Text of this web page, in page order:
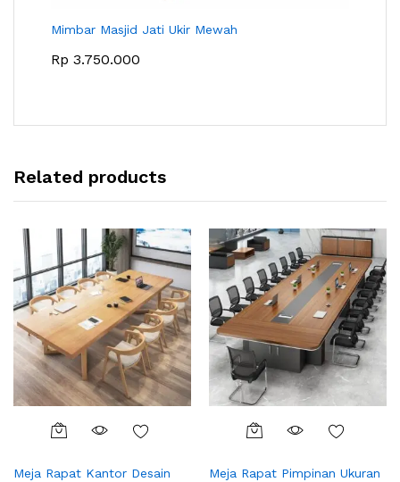
Mimbar Masjid Jati Ukir Mewah
Rp 3.750.000
Related products
Meja Rapat Kantor Desain
Meja Rapat Pimpinan Ukuran